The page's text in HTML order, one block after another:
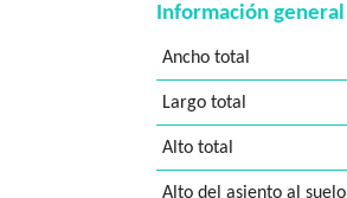
Información general
Ancho total
Largo total
Alto total
Alto del asiento al suelo